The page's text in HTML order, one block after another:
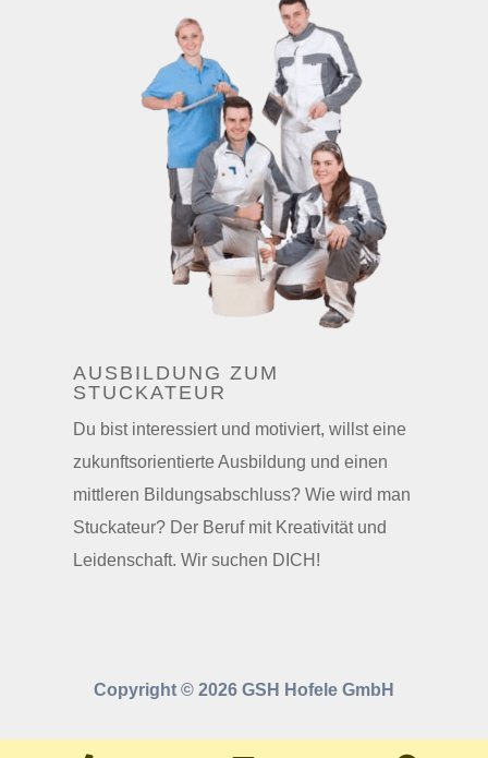
AUSBILDUNG ZUM
STUCKATEUR
Du bist interessiert und motiviert, willst eine
zukunftsorientierte Ausbildung und einen
mittleren Bildungsabschluss? Wie wird man
Stuckateur? Der Beruf mit Kreativität und
Leidenschaft. Wir suchen DICH !
Copyright © 2026 GSH Hofele GmbH